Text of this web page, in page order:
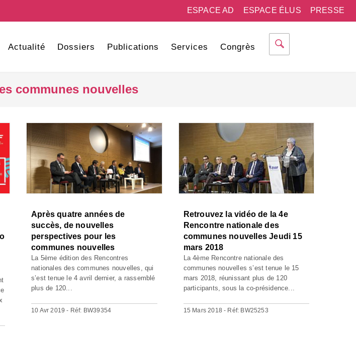
PRESSE
ESPACE ÉLUS
ESPACE AD
Actualité Dossiers Publications Services Congrès
communes nouvelles
Après quatre années de
succès, de nouvelles
perspectives pour les
communes nouvelles
La 5ème édition des Rencontres
nationales des communes nouvelles, qui
s’est tenue le 4 avril dernier, a rassemblé
plus de 120...
10 Avr 2019 - Réf: BW39354
Retrouvez la vidéo de la 4e
Rencontre nationale des
communes nouvelles Jeudi 15
mars 2018
La 4ème Rencontre nationale des
communes nouvelles s’est tenue le 15
mars 2018, réunissant plus de 120
participants, sous la co-présidence...
15 Mars 2018 - Réf: BW25253